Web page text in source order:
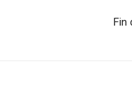
Fin